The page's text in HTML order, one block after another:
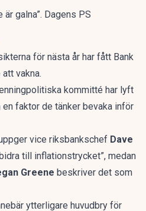
är galna”. Dagens PS
för nästa år har fått Bank
vakna.
kommitté har lyft
faktor de tänker bevaka inför
vice riksbankschef Dave
till inflationstrycket”, medan
Greene beskriver det som
ytterligare huvudbry för